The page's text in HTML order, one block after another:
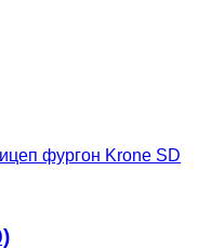
фургон Krone SD